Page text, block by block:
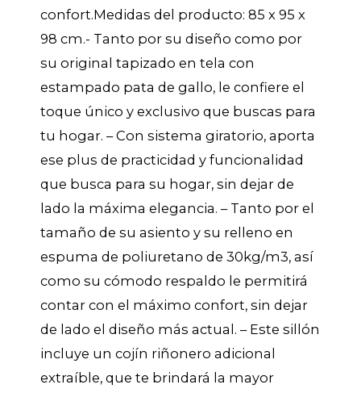
confort.Medidas del producto: 85 x 95 x
98 cm.- Tanto por su diseño como por
su original tapizado en tela con
estampado pata de gallo, le confiere el
toque único y exclusivo que buscas para
tu hogar. – Con sistema giratorio, aporta
ese plus de practicidad y funcionalidad
que busca para su hogar, sin dejar de
lado la máxima elegancia. – Tanto por el
tamaño de su asiento y su relleno en
espuma de poliuretano de 30kg/m3, así
como su cómodo respaldo le permitirá
contar con el máximo confort, sin dejar
de lado el diseño más actual. – Este sillón
incluye un cojín riñonero adicional
extraíble, que te brindará la mayor